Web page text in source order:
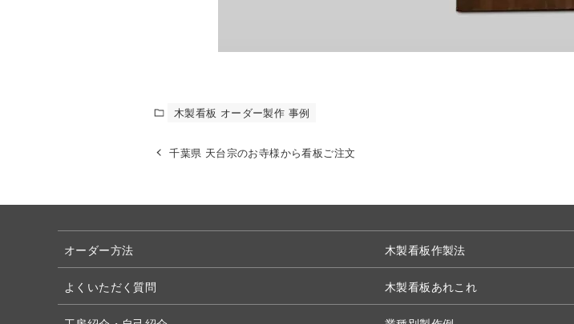
木製看板 オーダー製作 事例
千葉県 天台宗のお寺様から看板ご注文
オーダー方法
よくいただく質問
木製看板作製法
木製看板あれこれ